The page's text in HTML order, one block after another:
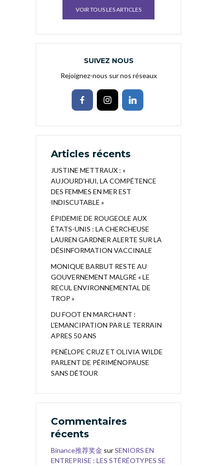
VOIR TOUS LES ARTICLES
SUIVEZ NOUS
Rejoignez-nous sur nos réseaux
Articles récents
JUSTINE METTRAUX : «
AUJOURD’HUI, LA COMPÉTENCE
DES FEMMES EN MER EST
INDISCUTABLE »
ÉPIDEMIE DE ROUGEOLE AUX
ÉTATS-UNIS : LA CHERCHEUSE
LAUREN GARDNER ALERTE SUR LA
DÉSINFORMATION VACCINALE
MONIQUE BARBUT RESTE AU
GOUVERNEMENT MALGRÉ « LE
RECUL ENVIRONNEMENTAL DE
TROP »
DU FOOT EN MARCHANT :
L’EMANCIPATION PAR LE TERRAIN
APRES 50 ANS
PENÉLOPE CRUZ ET OLIVIA WILDE
PARLENT DE PÉRIMÉNOPAUSE
SANS DÉTOUR
Commentaires
récents
Binance推荐奖金 surSENIORS EN
ENTREPRISE : LES STÉRÉOTYPES SE